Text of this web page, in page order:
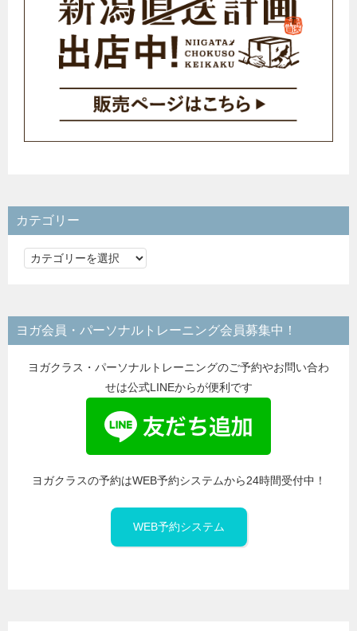
カテゴリー
カ
リ
ー
ヨガ会員・パーソナルトレーニング会員募集中！
ヨガクラス・パーソナルトレーニングのご予約やお問い合わ
せは公式LINEからが便利です
ヨガクラスの予約はWEB予約システムから24時間受付中！
WEB予約システム